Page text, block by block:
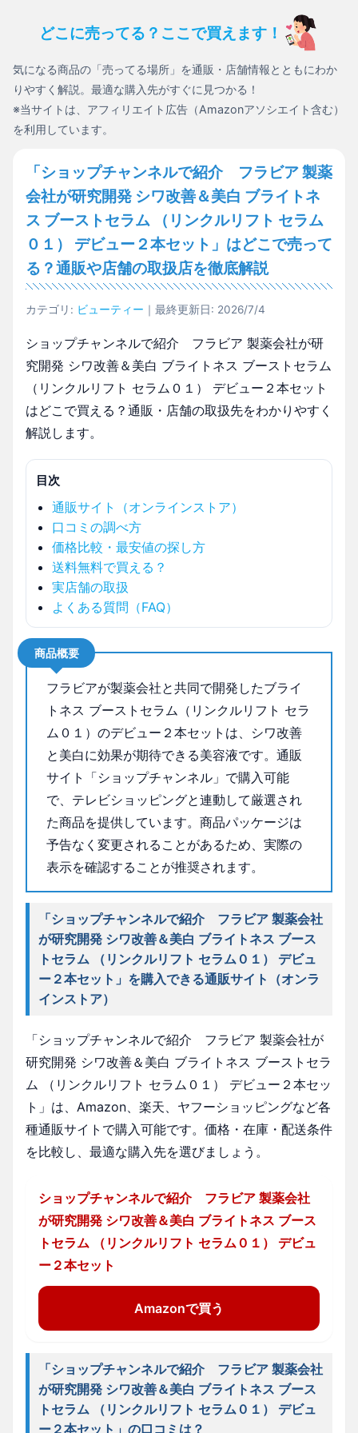
どこに売ってる？ここで買えます！
気になる商品の「売ってる場所」を通販・店舗情報とともにわか
りやすく解説。最適な購入先がすぐに見つかる！
※当サイトは、アフィリエイト広告（Amazonアソシエイト含む）
を利用しています。
「ショップチャンネルで紹介 フラビア 製薬
会社が研究開発 シワ改善＆美白 ブライトネ
ス ブーストセラム （リンクルリフト セラム
０１） デビュー２本セット」はどこで売って
る？通販や店舗の取扱店を徹底解説
カテゴリ: ビューティー ｜最終更新日: 2026/7/4
ショップチャンネルで紹介 フラビア 製薬会社が研
究開発 シワ改善＆美白 ブライトネス ブーストセラム
（リンクルリフト セラム０１） デビュー２本セット
はどこで買える？通販・店舗の取扱先をわかりやすく
解説します。
目次
通販サイト（オンラインストア）
口コミの調べ方
価格比較・最安値の探し方
送料無料で買える？
実店舗の取扱
よくある質問（FAQ）
商品概要
フラビアが製薬会社と共同で開発したブライ
トネス ブーストセラム（リンクルリフト セラ
ム０１）のデビュー２本セットは、シワ改善
と美白に効果が期待できる美容液です。通販
サイト「ショップチャンネル」で購入可能
で、テレビショッピングと連動して厳選され
た商品を提供しています。商品パッケージは
予告なく変更されることがあるため、実際の
表示を確認することが推奨されます。
「ショップチャンネルで紹介 フラビア 製薬会社
が研究開発 シワ改善＆美白 ブライトネス ブース
トセラム （リンクルリフト セラム０１） デビュ
ー２本セット」を購入できる通販サイト（オンラ
インストア）
「ショップチャンネルで紹介 フラビア 製薬会社が
研究開発 シワ改善＆美白 ブライトネス ブーストセラ
ム （リンクルリフト セラム０１） デビュー２本セッ
ト」は、Amazon、楽天、ヤフーショッピングなど各
種通販サイトで購入可能です。価格・在庫・配送条件
を比較し、最適な購入先を選びましょう。
ショップチャンネルで紹介 フラビア 製薬会社
が研究開発 シワ改善＆美白 ブライトネス ブース
トセラム （リンクルリフト セラム０１） デビュ
ー２本セット
Amazonで買う
「ショップチャンネルで紹介 フラビア 製薬会社
が研究開発 シワ改善＆美白 ブライトネス ブース
トセラム （リンクルリフト セラム０１） デビュ
ー２本セット」の口コミは？